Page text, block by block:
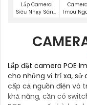
Lắp Camera
Siêu Nhạy Sáng
Imou
Lắp đặt camera POE
cho những vị trí xa, sử
cấp cả nguồn điện và
khả năng, cần có